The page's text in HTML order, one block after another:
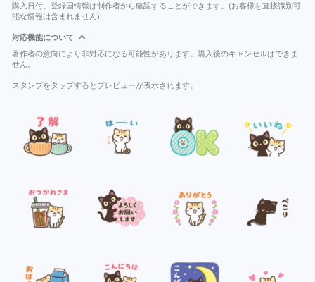
購入日付、登録国情報は制作者から確認することができます。(お客様を直接識別可
能な情報は含まれません)
対応機能について
著作者の意向により非対応になる可能性があります。購入後のキャンセルはできま
せん。
スタンプをタップするとプレビューが表示されます。